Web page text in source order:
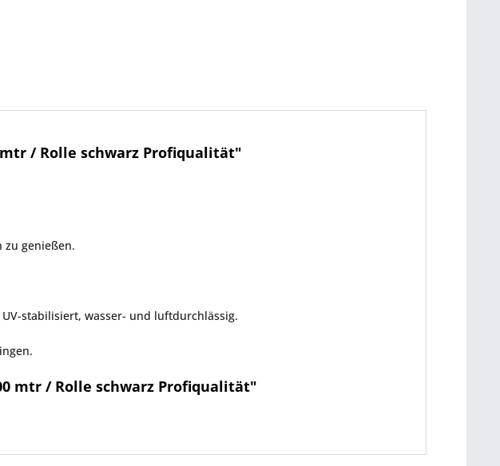
/ Rolle schwarz Profiqualität"
genießen.
stabilisiert, wasser- und luftdurchlässig.
mtr / Rolle schwarz Profiqualität"